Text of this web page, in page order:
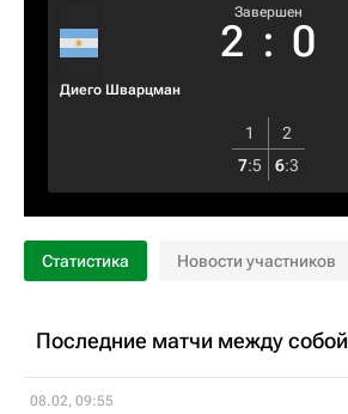
Диего Шварцман
Завершен
2 : 0
1
2
7:5 6:3
Статистика Новости участников
Последние матчи между собой
08.02, 09:55